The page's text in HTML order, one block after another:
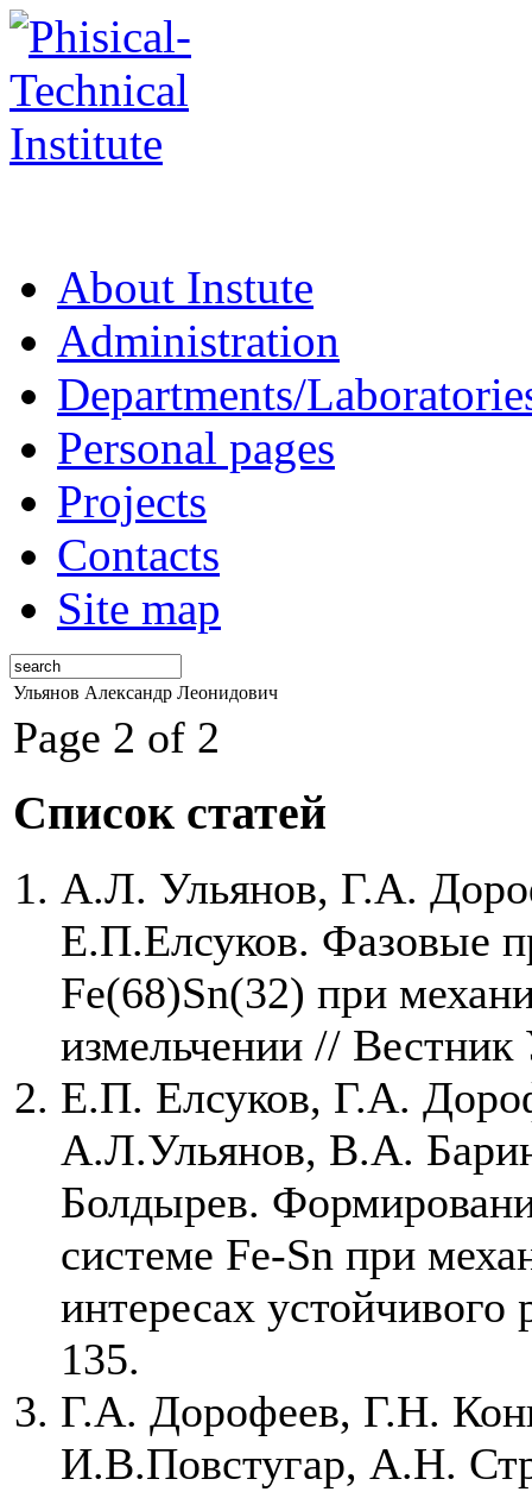
About Instute
Administration
Departments/
Personal pages
Projects
Contacts
Site map
Ульянов Александр Леонидович
Page 2 of 2
Список статей
А.Л. Ульянов, Г.А.
Е.П.Елсуков. Фазовые
Fe(68)Sn(32) при
измельчении //
Е.П. Елсуков, Г.А.
А.Л.Ульянов, В.А.
Болдырев.
системе Fe-Sn при
интересах
135.
Г.А. Дорофеев, Г.Н.
И.В.Повстугар, А.Н.